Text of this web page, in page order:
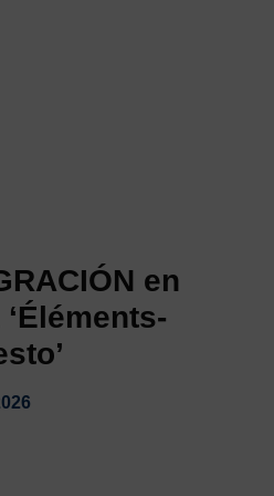
en